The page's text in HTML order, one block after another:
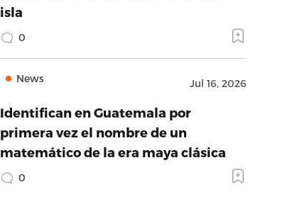
isla
0
News Jul 16, 2026
Identifican en Guatemala por
primera vez el nombre de un
matemático de la era maya clásica
0